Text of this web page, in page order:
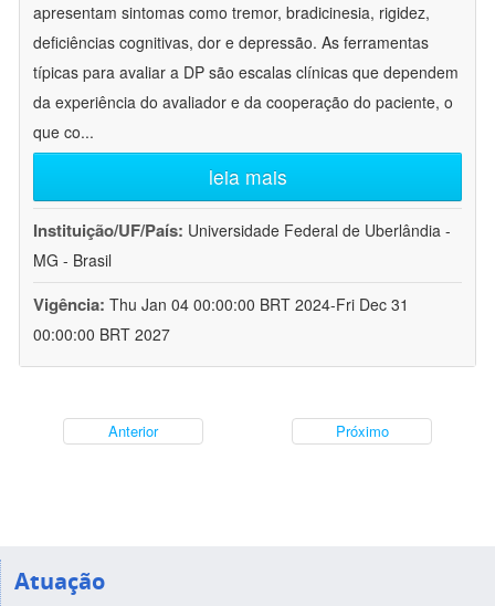
apresentam sintomas como tremor, bradicinesia, rigidez,
deficiências cognitivas, dor e depressão. As ferramentas
típicas para avaliar a DP são escalas clínicas que dependem
da experiência do avaliador e da cooperação do paciente, o
que co...
leia mais
Instituição/UF/País: Universidade Federal de Uberlândia -
MG - Brasil
Vigência: Thu Jan 04 00:00:00 BRT 2024-Fri Dec 31
00:00:00 BRT 2027
Anterior Próximo
Atuação